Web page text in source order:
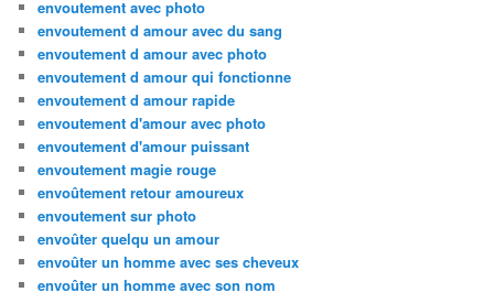
envoutement avec photo
envoutement d amour avec du sang
envoutement d amour avec photo
envoutement d amour qui fonctionne
envoutement d amour rapide
envoutement d'amour avec photo
envoutement d'amour puissant
envoutement magie rouge
envoûtement retour amoureux
envoutement sur photo
envoûter quelqu un amour
envoûter un homme avec ses cheveux
envoûter un homme avec son nom